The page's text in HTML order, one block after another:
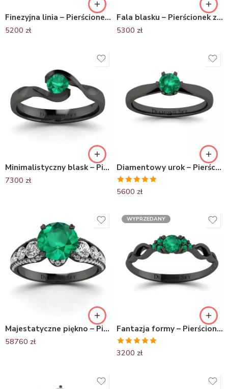
Finezyjna linia – Pierścionek zaręczynowy z czarnego złota ze szmaragdem
5200 zł
Fala blasku – Pierścionek zaręczynowy z czarnego złota ze szmaragdem
5300 zł
Minimalistyczny blask – Pierścionek zaręczynowy z czarnego złota ze szmaragdem
7300 zł
Diamentowy urok – Pierścionek zaręczynowy z czarnego złota ze szmaragdem
Oceniono
5600 zł
Majestatyczne piękno – Pierścionek z czarnego złota ze szmaragdem i brylantami
58760 zł
WYPRZEDANY
Fantazja formy – Pierścionek zaręczynowy Diamond Sky, czarne złoto, szmaragdy
Oceniono
3200 zł